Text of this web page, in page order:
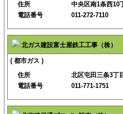
住所
中央区南1条西10
電話番号
011-272-7110
北ガス建設富士屋鉄工工事（株）
( 都市ガス )
住所
北区屯田三条3丁
電話番号
011-771-1751